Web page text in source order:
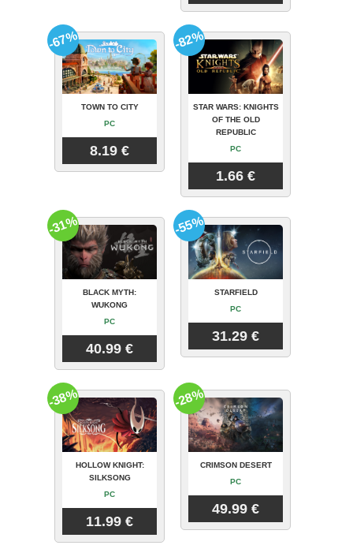
TOWN TO CITY
PC
8.19 €
-67%
STAR WARS: KNIGHTS
OF THE OLD
REPUBLIC
PC
1.66 €
-82%
BLACK MYTH:
WUKONG
PC
40.99 €
-31%
STARFIELD
PC
31.29 €
-55%
HOLLOW KNIGHT:
SILKSONG
PC
11.99 €
-38%
CRIMSON DESERT
PC
49.99 €
-28%